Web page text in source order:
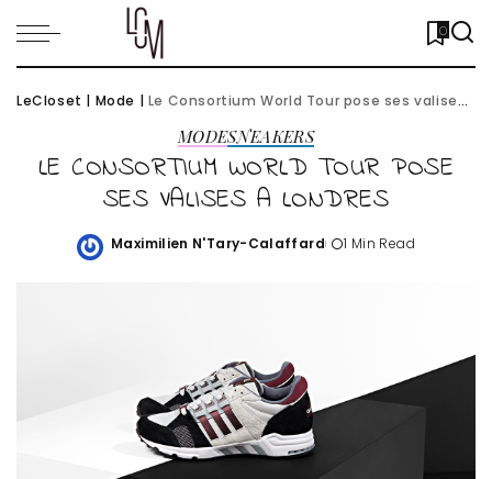
0
LeCloset | Mode | Le Consortium World Tour pose ses valises a Londres
MODESNEAKERS
LE CONSORTIUM WORLD TOUR POSE
SES VALISES A LONDRES
Posted
Maximilien N'Tary-Calaffard 1 Min Read